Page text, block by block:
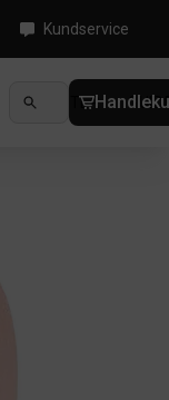
Kundservice
NYHETER